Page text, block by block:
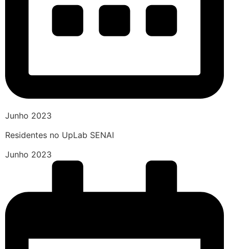
Junho 2023
Residentes no UpLab SENAI
Junho 2023